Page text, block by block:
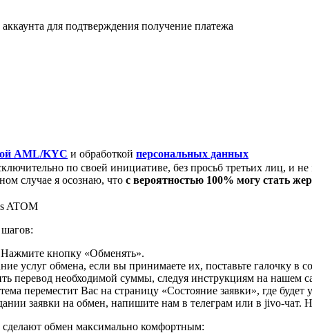
для подтверждения получение платежа
AML/KYC и обработкой персональных данных
по своей инициативе, без просьб третьих лиц, и
случае я осознаю, что с вероятностью 100% могу стать
ATOM
кнопку «Обменять».
услуг обмена, если вы принимаете их, поставьте галочку в
перевод необходимой суммы, следуя инструкциям на нашем
переместит Вас на страницу «Состояние заявки», где будет
заявки на обмен, напишите нам в телеграм или в jivo-чат.
обмен максимально комфортным: